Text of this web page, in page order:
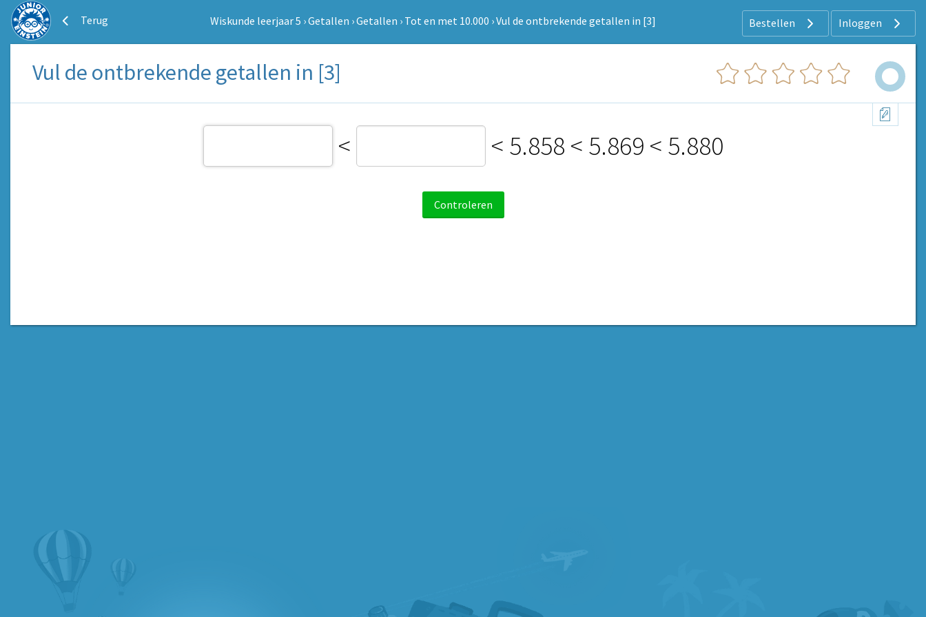
Terug Wiskunde leerjaar 5 ›Getallen ›Getallen › Tot en met 10.000 ›Vul de ontbrekende getallen in [3] Bestellen Inloggen
Vul de ontbrekende getallen in [3]
< < 5.858 < 5.869 < 5.880